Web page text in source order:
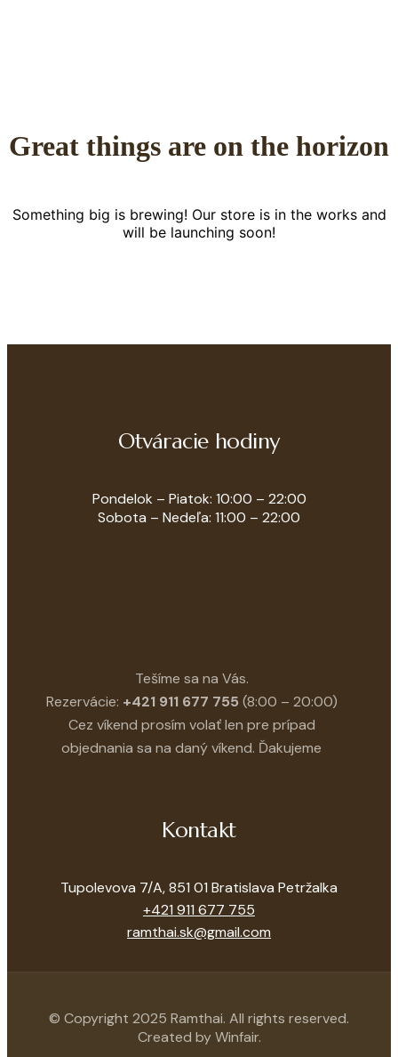
Great things are on the horizon
Something big is brewing! Our store is in the works and
will be launching soon!
Otváracie hodiny
Pondelok – Piatok: 10:00 – 22:00
Sobota – Nedeľa: 11:00 – 22:00
Tešíme sa na Vás.
Rezervácie: +421 911 677 755 (8:00 – 20:00)
Cez víkend prosím volať len pre prípad
objednania sa na daný víkend. Ďakujeme
Kontakt
Tupolevova 7/A, 851 01 Bratislava Petržalka
+421 911 677 755
ramthai.sk@gmail.com
© Copyright 2025 Ramthai. All rights reserved.
Created by Winfair.